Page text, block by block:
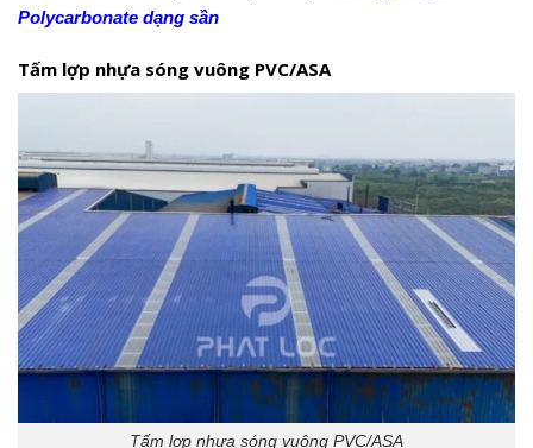
Polycarbonate dạng sần
Tấm lợp nhựa sóng vuông PVC/ASA
Tấm lợp nhựa sóng vuông PVC/ASA